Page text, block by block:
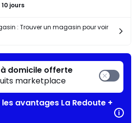
jours
: Trouver un magasin pour voir
domicile offerte
marketplace
avantages La Redoute +